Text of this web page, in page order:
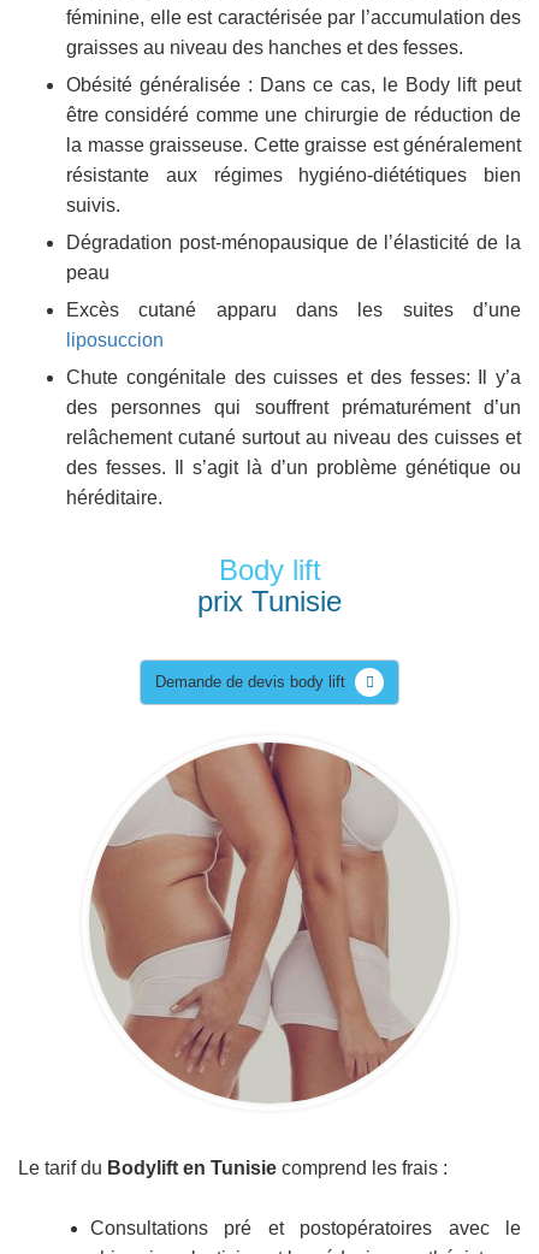
féminine, elle est caractérisée par l’accumulation des
graisses au niveau des hanches et des fesses.
Obésité généralisée : Dans ce cas, le Body lift peut
être considéré comme une chirurgie de réduction de
la masse graisseuse. Cette graisse est généralement
résistante aux régimes hygiéno-diététiques bien
suivis.
Dégradation post-ménopausique de l’élasticité de la
peau
Excès cutané apparu dans les suites d’une
liposuccion
Chute congénitale des cuisses et des fesses: Il y’a
des personnes qui souffrent prématurément d’un
relâchement cutané surtout au niveau des cuisses et
des fesses. Il s’agit là d’un problème génétique ou
héréditaire.
Body lift
prix Tunisie
Demande de devis body lift
Le tarif du Bodylift en Tunisie comprend les frais :
Consultations pré et postopératoires avec le